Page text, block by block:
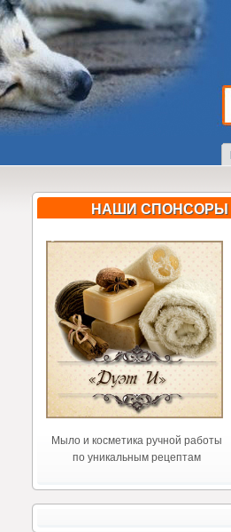
НАШИ СПОНСОРЫ
Мыло и косметика ручной работы
по уникальным рецептам